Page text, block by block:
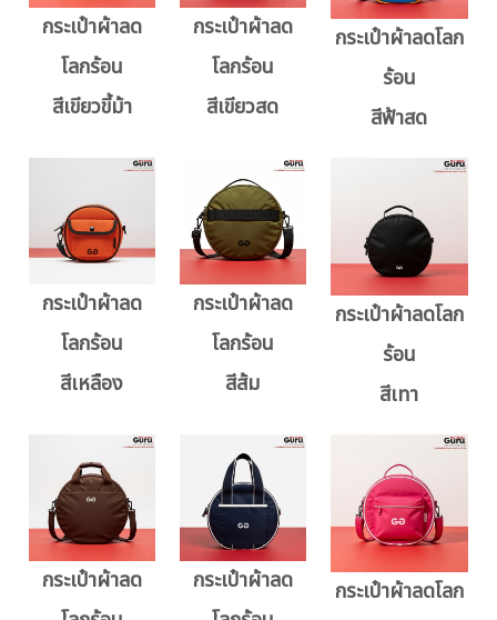
กระเป๋าผ้าลด
โลกร้อน
สีเขียวขี้ม้า
กระเป๋าผ้าลด
โลกร้อน
สีเขียวสด
กระเป๋าผ้าลดโลก
ร้อน
สีฟ้าสด
กระเป๋าผ้าลด
โลกร้อน
สีเหลือง
กระเป๋าผ้าลด
โลกร้อน
สีส้ม
กระเป๋าผ้าลดโลก
ร้อน
สีเทา
กระเป๋าผ้าลด
กระเป๋าผ้าลด
กระเป๋าผ้าลดโลก